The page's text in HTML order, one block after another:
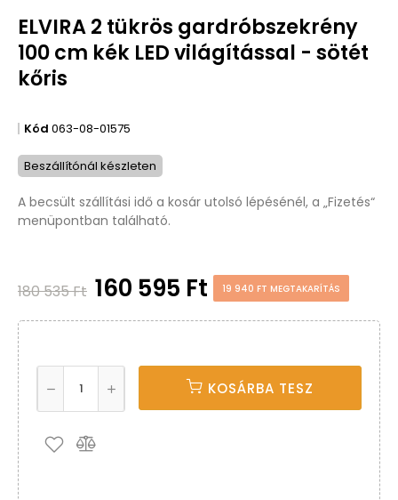
ELVIRA 2 tükrös gardróbszekrény
100 cm kék LED világítással - sötét
kőris
Kód 063-08-01575
Beszállítónál készleten
A becsült szállítási idő a kosár utolsó lépésénél, a „Fizetés“
menüpontban található.
180 535 Ft 160 595 Ft 19 940 FT MEGTAKARÍTÁS
KOSÁRBA TESZ